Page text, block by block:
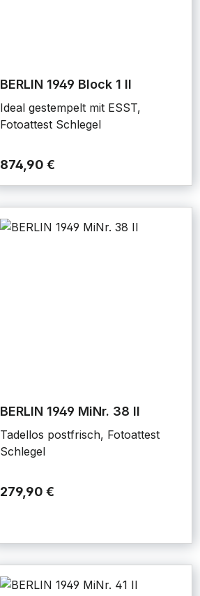
BERLIN 1949 Block 1 II
Ideal gestempelt mit ESST,
Fotoattest Schlegel
874,90 €
BERLIN 1949 MiNr. 38 II
Tadellos postfrisch, Fotoattest
Schlegel
279,90 €